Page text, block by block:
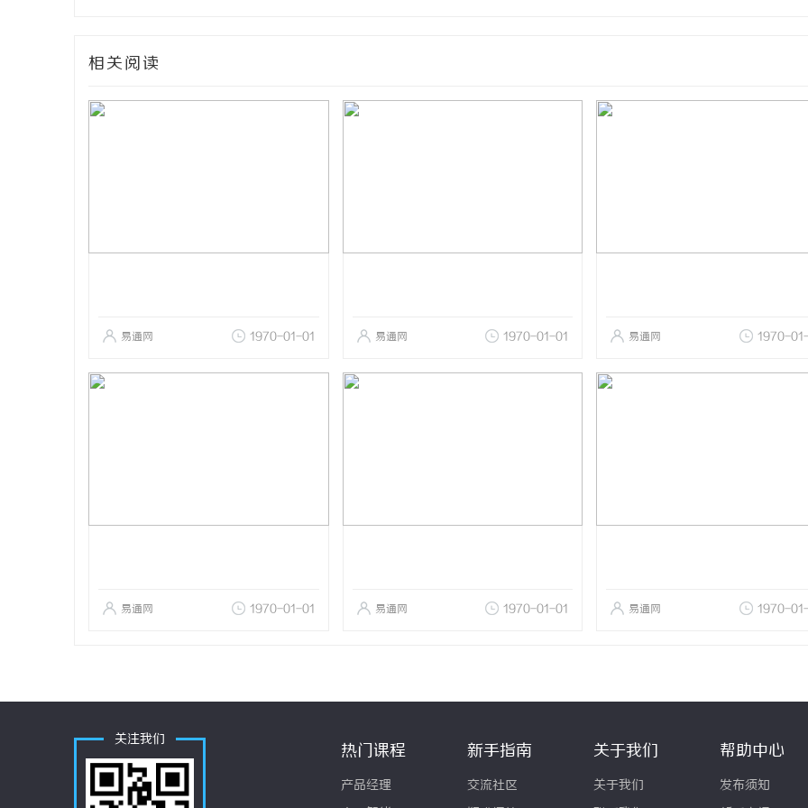
相关阅读
易通网 1970-01-01 易通网 1970-01-01 易通网 1970-
易通网 1970-01-01 易通网 1970-01-01 易通网 1970-
关注我们
热门课程
产品经理
新手指南
交流社区
关于我们
关于我们
帮助中心
发布须知